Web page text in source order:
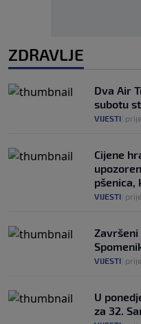
ZDRAVLJE
Dva Air
subotu
VIJESTI
Cijene
pšenica,
VIJESTI
VIJESTI
U
za 32.